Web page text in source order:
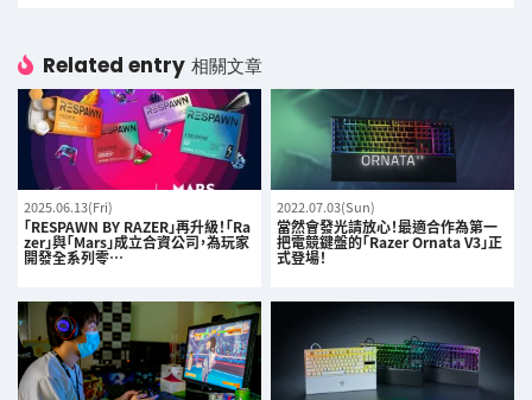
Related entry 相關文章
2025.06.13(Fri)
「RESPAWN BY RAZER」再升級！「Ra
zer」與「Mars」成立合資公司，為玩家
開發全系列零…
2022.07.03(Sun)
當然會發光請放心！最適合作為第一
把電競鍵盤的「Razer Ornata V3」正
式登場！